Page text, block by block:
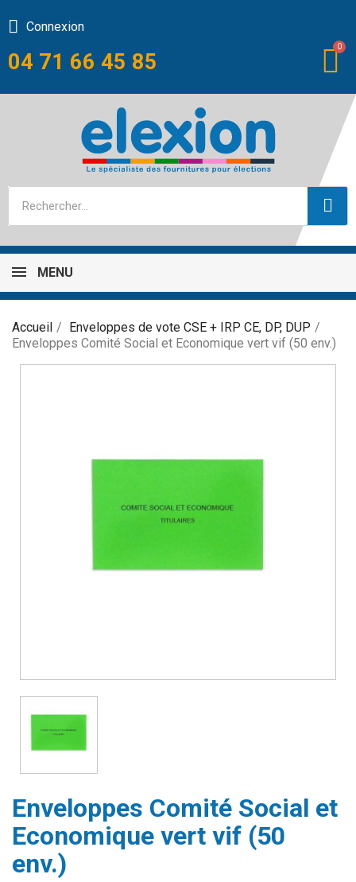
04 71 66 45 85
Connexion
MENU
Accueil
Enveloppes de vote CSE + IRP CE, DP, DUP
Enveloppes Comité Social et Economique vert vif (50 env.)
Enveloppes Comité Social et
Economique vert vif (50
env.)